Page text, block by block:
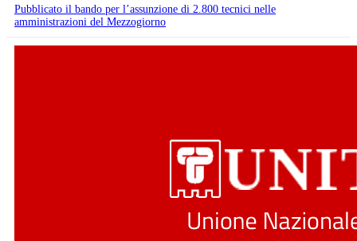
Pubblicato il bando per l’assunzione di 2.800 tecnici nelle
amministrazioni del Mezzogiorno